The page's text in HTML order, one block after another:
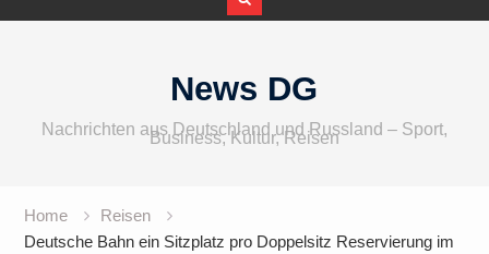
News DG
Nachrichten aus Deutschland und Russland – Sport,
Business, Kultur, Reisen
Home
Reisen
Deutsche Bahn ein Sitzplatz pro Doppelsitz Reservierung im